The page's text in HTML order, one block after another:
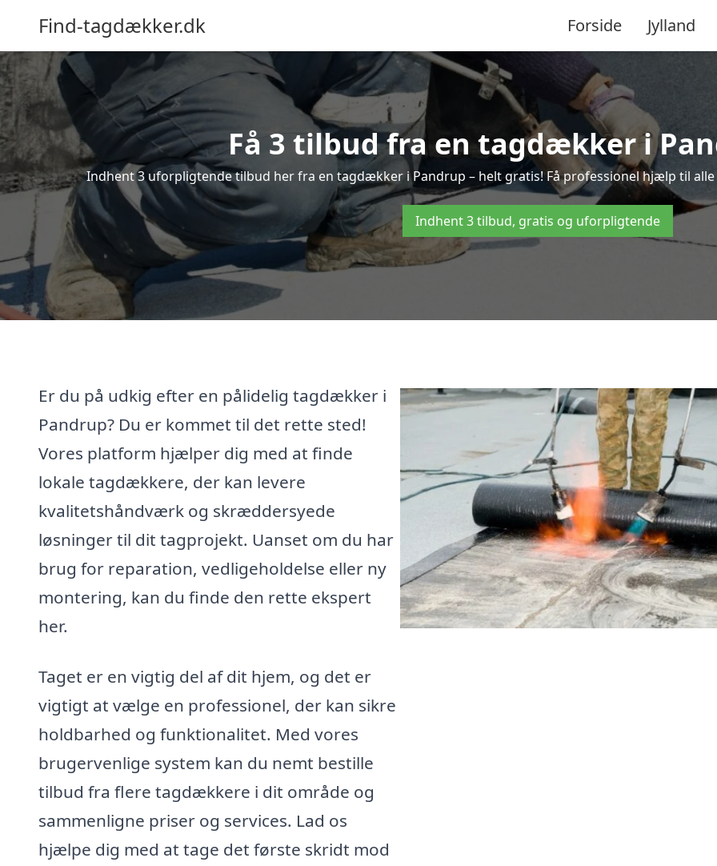
Find-tagdækker.dk Forside Jylland
Få 3 tilbud fra en tagdækker i
Indhent 3 uforpligtende tilbud her fra en tagdækker i Pandrup – helt gratis! Få professionel hjælp til
Indhent 3 tilbud, gratis og uforpligtende
Er du på udkig efter en pålidelig tagdækker i
Pandrup? Du er kommet til det rette sted!
Vores platform hjælper dig med at finde
lokale tagdækkere, der kan levere
kvalitetshåndværk og skræddersyede
løsninger til dit tagprojekt. Uanset om du har
brug for reparation, vedligeholdelse eller ny
montering, kan du finde den rette ekspert
her.
Taget er en vigtig del af dit hjem, og det er
vigtigt at vælge en professionel, der kan sikre
holdbarhed og funktionalitet. Med vores
brugervenlige system kan du nemt bestille
tilbud fra flere tagdækkere i dit område og
sammenligne priser og services. Lad os
hjælpe dig med at tage det første skridt mod